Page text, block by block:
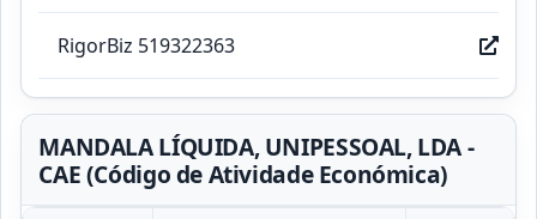
RigorBiz 519322363
MANDALA LÍQUIDA, UNIPESSOAL, LDA -
CAE (Código de Atividade Económica)